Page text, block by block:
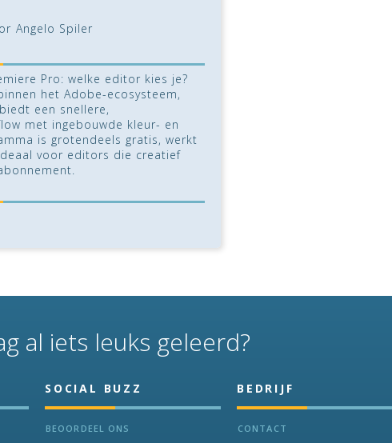
Angelo Spiler
Pro: welke editor kies je?
het Adobe-ecosysteem,
een snellere,
met ingebouwde kleur- en
is grotendeels gratis, werkt
voor editors die creatief
al iets leuks geleerd?
SOCIAL BUZZ
BEOORDEEL ONS
BEDRIJF
CONTACT